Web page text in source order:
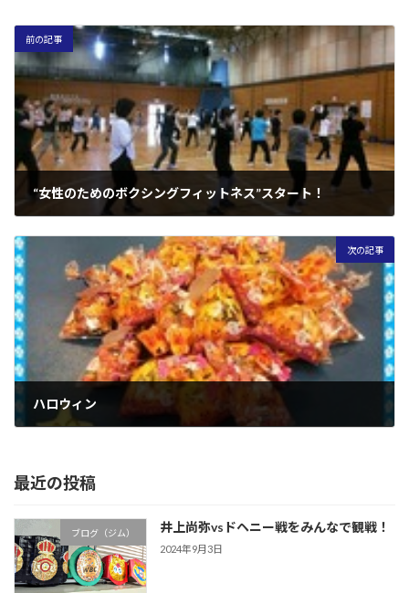
前の記事
“女性のためのボクシングフィットネス”スタート！
次の記事
ハロウィン
最近の投稿
ブログ（ジム） 井上尚弥vsドヘニー戦をみんなで観戦！
2024年9月3日